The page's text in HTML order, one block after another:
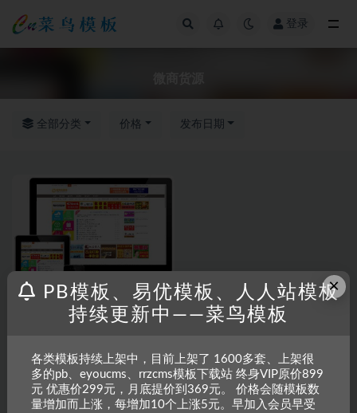
登录
全部分类 价格 发布日期
RRZCMS模板
手机版)
6 年前 43 19.9
×
PB模板、易优模板、人人站模板
持续更新中——菜鸟模板
各类模板持续上架中，目前上架了 1600多套、上架很
多的pb、eyoucms、rrzcms模板下载站 终身VIP原价899
元 优惠价299元，月底提价到369元。 价格会随模板数
量增加而上涨，每增加10个上涨5元。早加入会员早受